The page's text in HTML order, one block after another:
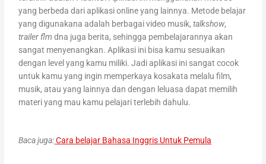
yang berbeda dari aplikasi online yang lainnya. Metode belajar
yang digunakana adalah berbagai video musik,talkshow,
trailer flm dna juga berita, sehingga pembelajarannya akan
sangat menyenangkan. Aplikasi ini bisa kamu sesuaikan
dengan level yang kamu miliki. Jadi aplikasi ini sangat cocok
untuk kamu yang ingin memperkaya kosakata melalu film,
musik, atau yang lainnya dan dengan leluasa dapat memilih
materi yang mau kamu pelajari terlebih dahulu.
Baca juga:Cara belajar Bahasa Inggris Untuk Pemula